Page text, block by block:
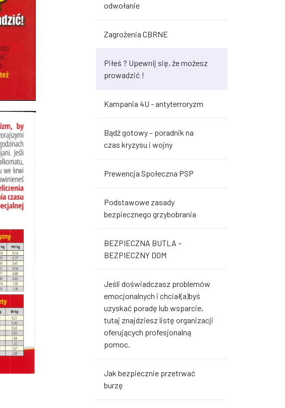
odwołanie
Zagrożenia CBRNE
Piłeś ? Upewnij się, że możesz
prowadzić !
Kampania 4U - antyterroryzm
Bądź gotowy – poradnik na
czas kryzysu i wojny
Prewencja Społeczna PSP
Podstawowe zasady
bezpiecznego grzybobrania
BEZPIECZNA BUTLA –
BEZPIECZNY DOM
Jeśli doświadczasz problemów
emocjonalnych i chciał(a)byś
uzyskać poradę lub wsparcie,
tutaj znajdziesz listę organizacji
oferujących profesjonalną
pomoc.
Jak bezpiecznie przetrwać
burzę